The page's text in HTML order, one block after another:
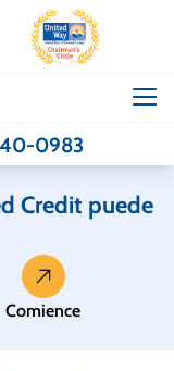
0983
Credit puede
Comience